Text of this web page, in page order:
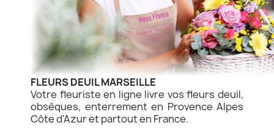
FLEURS DEUIL MARSEILLE
Votre fleuriste en ligne livre vos fleurs deuil,
obsèques, enterrement en Provence Alpes
Côte d'Azur et partout en France.